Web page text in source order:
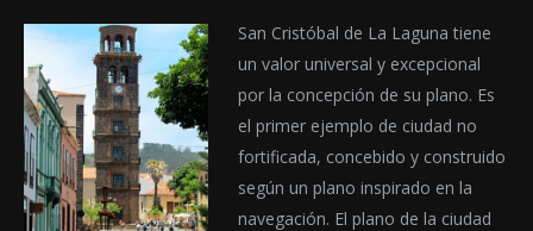
San Cristóbal de La Laguna tiene
un valor universal y excepcional
por la concepción de su plano. Es
el primer ejemplo de ciudad no
fortificada, concebido y construido
según un plano inspirado en la
navegación. El plano de la ciudad